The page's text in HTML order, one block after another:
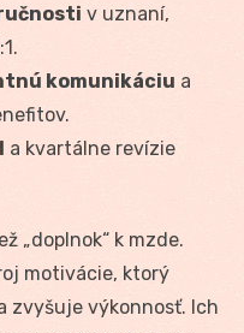
v uznaní,
komunikáciu a
a kvartálne revízie
„doplnok“ k mzde.
motivácie, ktorý
zvyšuje výkonnosť. Ich